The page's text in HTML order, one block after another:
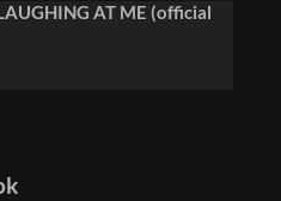
AT ME (official